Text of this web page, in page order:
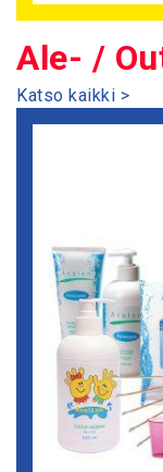
Ale- /
Katso kaikki >